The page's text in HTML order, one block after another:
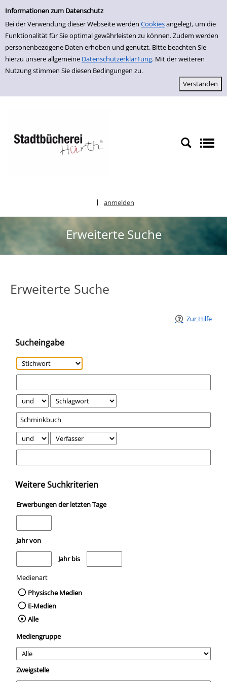
Erweiterte Suche
Informationen zum Datenschutz
Bei der Verwendung dieser Webseite werden Cookiesangelegt, um die
Funktionalität für Sie optimal gewährleisten zu können. Zudem werden
personenbezogene Daten erhoben und genutzt. Bitte beachten Sie
hierzu unsere allgemeine Datenschutzerklär1ung. Mit der weiteren
Nutzung stimmen Sie diesen Bedingungen zu.
zur Navigation springen
zum Inhalt springen
Zur erweiterten Suche springen
anmelden
Erweiterte Suche
Erweiterte Suche
Zur Hilfe
Sucheingabe
Weitere Suchkriterien
Erwerbungen der letzten Tage
Jahr von
Medien anzeigen, die nach dem Jahr veröffentlicht wurden
Jahr bis
Medienart
Physische Medien
E-Medien
Alle
Mediengruppe
Zweigstelle